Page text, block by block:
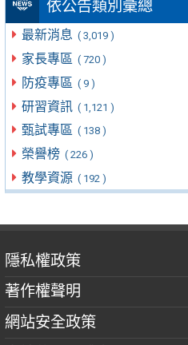
依公告類別彙總
最新消息 ( 3,019 )
家長專區 ( 720 )
防疫專區 ( 9 )
研習資訊 ( 1,121 )
甄試專區 ( 138 )
榮譽榜 ( 226 )
教學資源 ( 192 )
隱私權政策
著作權聲明
網站安全政策